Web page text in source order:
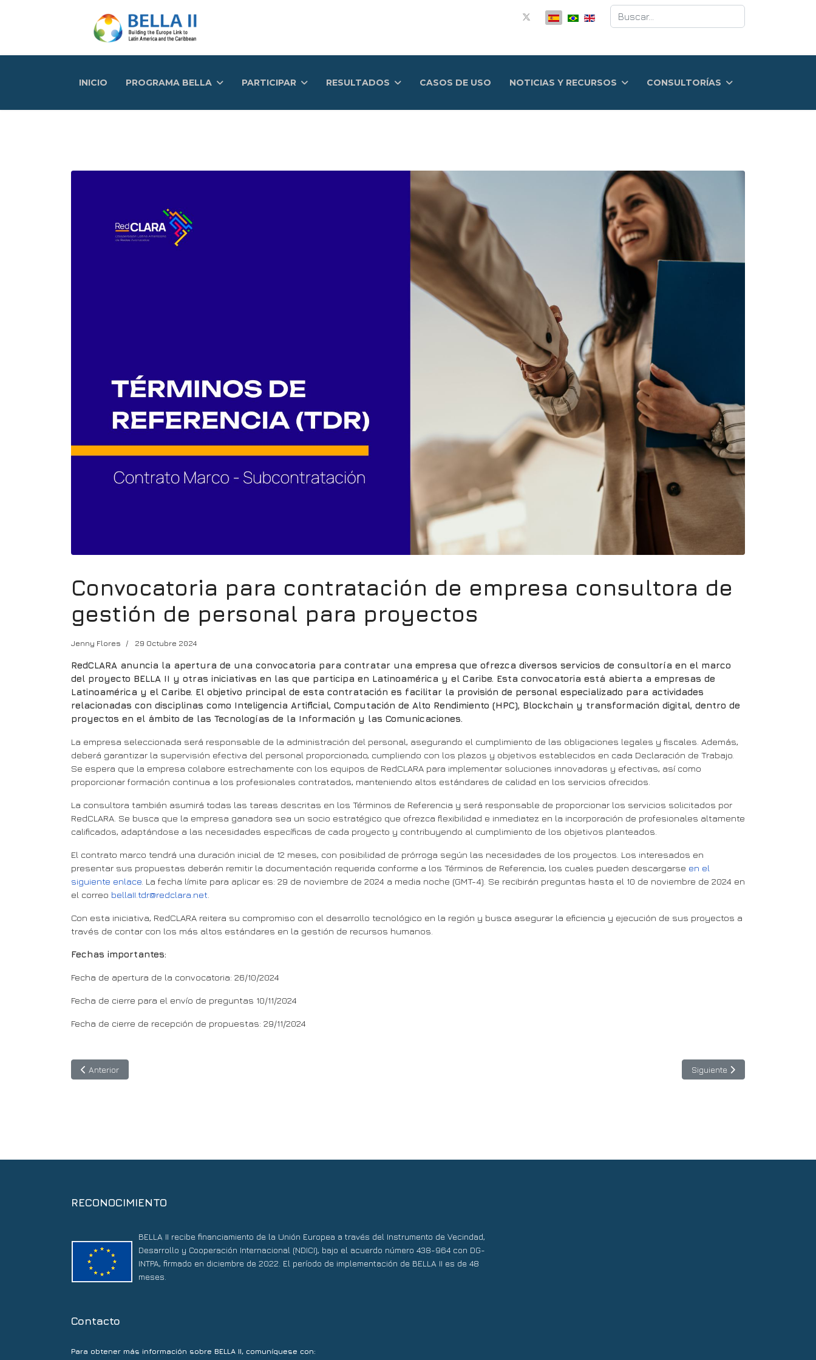
Buscar
INICIO PROGRAMA BELLA PARTICIPAR RESULTADOS CASOS DE USO NOTICIAS Y RECURSOS CONSULTORÍAS
Convocatoria para contratación de empresa consultora de
gestión de personal para proyectos
Jenny Flores 29 Octubre 2024
RedCLARA anuncia la apertura de una convocatoria para contratar una empresa que ofrezca diversos servicios de consultoría en el marco
del proyecto BELLA II y otras iniciativas en las que participa en Latinoamérica y el Caribe. Esta convocatoria está abierta a empresas de
Latinoamérica y el Caribe. El objetivo principal de esta contratación es facilitar la provisión de personal especializado para actividades
relacionadas con disciplinas como Inteligencia Artificial, Computación de Alto Rendimiento (HPC), Blockchain y transformación digital, dentro de
proyectos en el ámbito de las Tecnologías de la Información y las Comunicaciones.
La empresa seleccionada será responsable de la administración del personal, asegurando el cumplimiento de las obligaciones legales y fiscales. Además,
deberá garantizar la supervisión efectiva del personal proporcionado, cumpliendo con los plazos y objetivos establecidos en cada Declaración de Trabajo.
Se espera que la empresa colabore estrechamente con los equipos de RedCLARA para implementar soluciones innovadoras y efectivas, así como
proporcionar formación continua a los profesionales contratados, manteniendo altos estándares de calidad en los servicios ofrecidos.
La consultora también asumirá todas las tareas descritas en los Términos de Referencia y será responsable de proporcionar los servicios solicitados por
RedCLARA. Se busca que la empresa ganadora sea un socio estratégico que ofrezca flexibilidad e inmediatez en la incorporación de profesionales altamente
calificados, adaptándose a las necesidades específicas de cada proyecto y contribuyendo al cumplimiento de los objetivos planteados.
El contrato marco tendrá una duración inicial de 12 meses, con posibilidad de prórroga según las necesidades de los proyectos. Los interesados en
presentar sus propuestas deberán remitir la documentación requerida conforme a los Términos de Referencia, los cuales pueden descargarse en el
siguiente enlace . La fecha límite para aplicar es: 29 de noviembre de 2024 a media noche (GMT-4). Se recibirán preguntas hasta el 10 de noviembre de 2024 en
el correo bellaII.tdr@redclara.net
Con esta iniciativa, RedCLARA reitera su compromiso con el desarrollo tecnológico en la región y busca asegurar la eficiencia y ejecución de sus proyectos a
través de contar con los más altos estándares en la gestión de recursos humanos.
Fechas importantes:
Fecha de apertura de la convocatoria: 26/10/2024
Fecha de cierre para el envío de preguntas 10/11/2024
Fecha de cierre de recepción de propuestas: 29/11/2024
Artículo anterior: TICAL 2024: conectando conocimiento, IA y datos para la transformación académica y social
Anterior Artículo siguiente: BELLA II y
Siguiente
RECONOCIMIENTO
BELLA II recibe financiamiento de la Unión Europea a través del Instrumento de Vecindad,
Desarrollo y Cooperación Internacional (NDICI), bajo el acuerdo número 438-964 con DG-
INTPA, firmado en diciembre de 2022. El período de implementación de BELLA II es de 48
meses.
Contacto
Para obtener más información sobre BELLA II, comuníquese con: